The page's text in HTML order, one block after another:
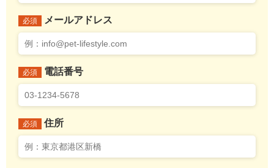
必須 メールアドレス
必須 電話番号
必須 住所